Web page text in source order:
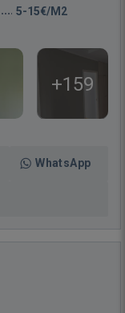
5-15€/M2
+159
WhatsApp